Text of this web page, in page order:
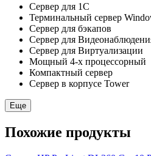
Сервер для 1С
Терминальный сервер
Сервер для бэкапов
Сервер для
Сервер для Виртуализации
Мощный 4-х процессорный
Компактный сервер
Сервер в корпусе Tower
Еще
Похожие продукты